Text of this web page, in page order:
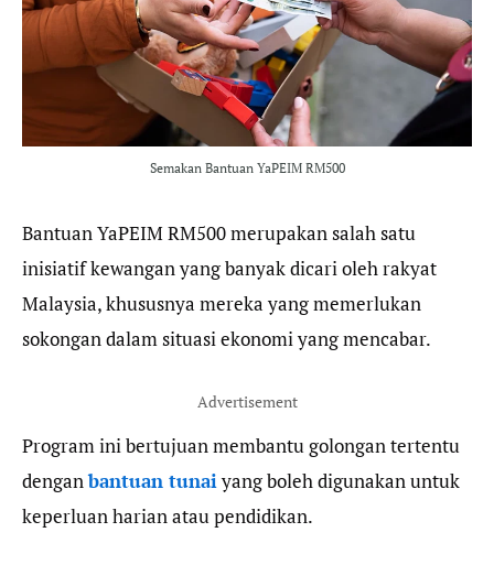
o
k
r
a
m
p
p
Semakan Bantuan YaPEIM RM500
Bantuan YaPEIM RM500 merupakan salah satu
inisiatif kewangan yang banyak dicari oleh rakyat
Malaysia, khususnya mereka yang memerlukan
sokongan dalam situasi ekonomi yang mencabar.
Advertisement
Program ini bertujuan membantu golongan tertentu
denganbantuan tunaiyang boleh digunakan untuk
keperluan harian atau pendidikan.